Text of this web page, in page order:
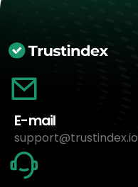
E-mail
support@trustindex.io